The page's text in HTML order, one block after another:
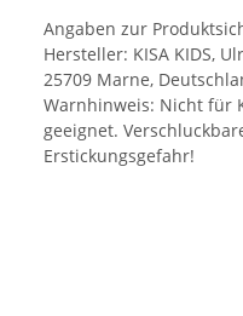
Angaben zur
Hersteller: KISA KIDS,
25709 Marne,
Warnhinweis: Nicht für
geeignet.
Erstickungsgefahr!